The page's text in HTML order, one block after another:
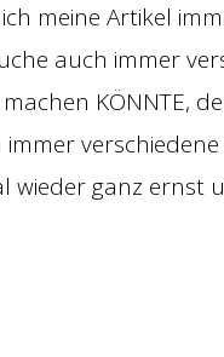
meine Artikel
auch immer
KÖNNTE,
wieder ganz ernst